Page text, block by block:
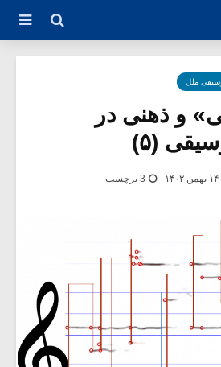
ملل
و ذهنی در
(۵)
۱۴ بهمن ۱۴۰۲ 3 برچسب -